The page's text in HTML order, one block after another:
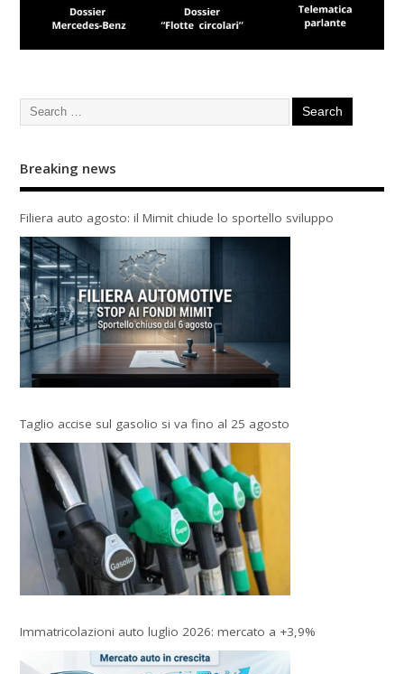
Breaking news
Filiera auto agosto: il Mimit chiude lo sportello sviluppo
Taglio accise sul gasolio si va fino al 25 agosto
Immatricolazioni auto luglio 2026: mercato a +3,9%